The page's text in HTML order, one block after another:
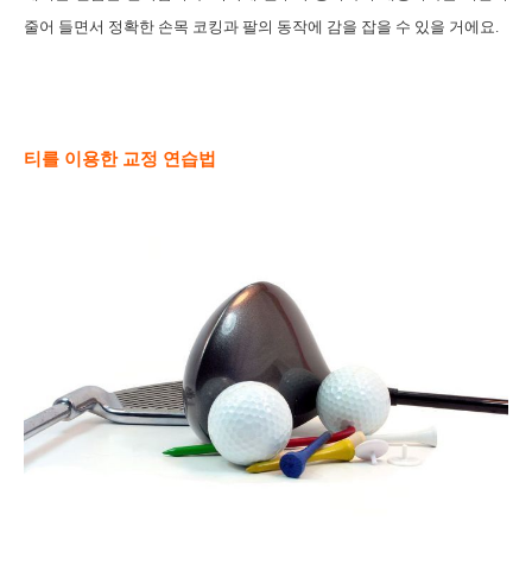
줄어 들면서 정확한 손목 코킹과 팔의 동작에 감을 잡을 수 있을 거에요
티를 이용한 교정 연습법